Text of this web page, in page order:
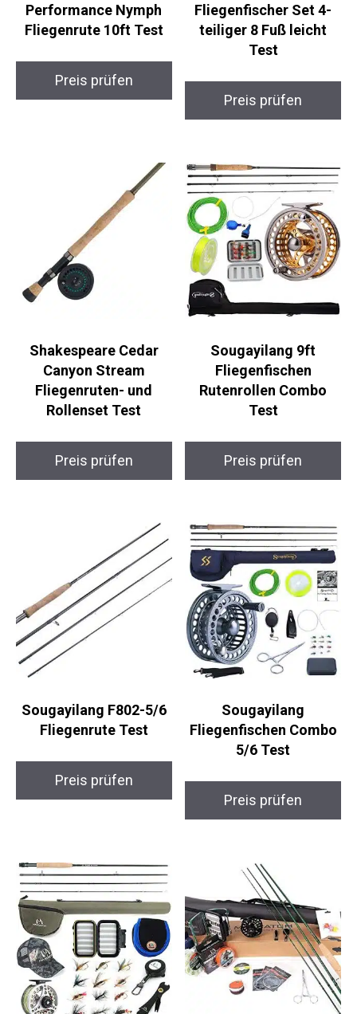
Performance Nymph
Fliegenrute 10ft Test
Preis prüfen
Fliegenfischer Set 4-
teiliger 8 Fuß leicht
Test
Preis prüfen
Shakespeare Cedar
Canyon Stream
Fliegenruten- und
Rollenset Test
Preis prüfen
Sougayilang 9ft
Fliegenfischen
Rutenrollen Combo
Test
Preis prüfen
Sougayilang F802-5/6
Fliegenrute Test
Preis prüfen
Sougayilang
Fliegenfischen Combo
5/6 Test
Preis prüfen